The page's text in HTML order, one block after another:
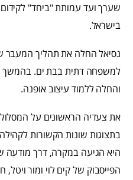
שערך ועד עמותת "ביחד"
בישראל.
למשפחה דתית בבת ים. בהמשך
והחלה ללמוד עיצוב אופנה.
את צעדיה הראשונים על
בתצוגות שונות הקשורות
היא הגיעה במקרה, דרך מודעה
הפייסבוק של קים לוי ומור